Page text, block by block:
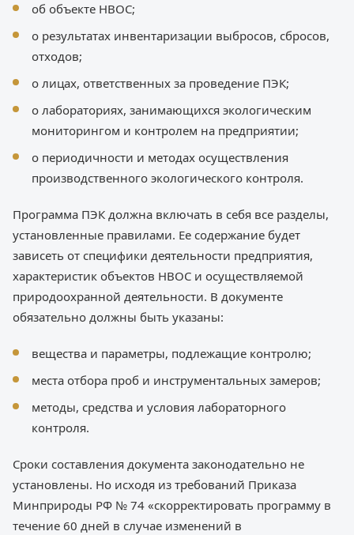
об объекте НВОС;
о результатах инвентаризации выбросов, сбросов,
отходов;
о лицах, ответственных за проведение ПЭК;
о лабораториях, занимающихся экологическим
мониторингом и контролем на предприятии;
о периодичности и методах осуществления
производственного экологического контроля.
Программа ПЭК должна включать в себя все разделы,
установленные правилами. Ее содержание будет
зависеть от специфики деятельности предприятия,
характеристик объектов НВОС и осуществляемой
природоохранной деятельности. В документе
обязательно должны быть указаны:
вещества и параметры, подлежащие контролю;
места отбора проб и инструментальных замеров;
методы, средства и условия лабораторного
контроля.
Сроки составления документа законодательно не
установлены. Но исходя из требований Приказа
Минприроды РФ № 74 «скорректировать программу в
течение 60 дней в случае изменений в